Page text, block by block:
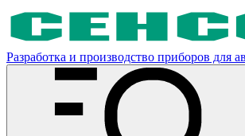
Разработка и производство приборов для